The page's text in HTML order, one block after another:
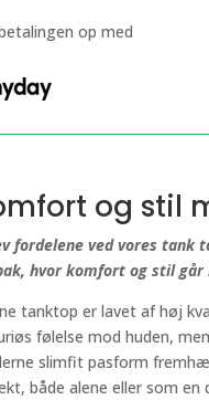
op med
og stil
fordelene ved vores
hvor komfort og stil går
tanktop er lavet af høj
følelse mod huden,
slimfit pasform
både alene eller som